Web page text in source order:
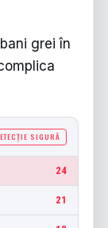
grei în
SIGURĂ
24
21